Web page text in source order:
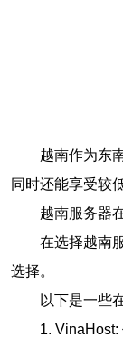
越南作为东
同时还能享受较
越南服务器
在选择越南
选择。
以下是一些
1. VinaHost: